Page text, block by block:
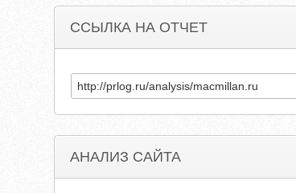
ССЫЛКА НА ОТЧЕТ
АНАЛИЗ САЙТА